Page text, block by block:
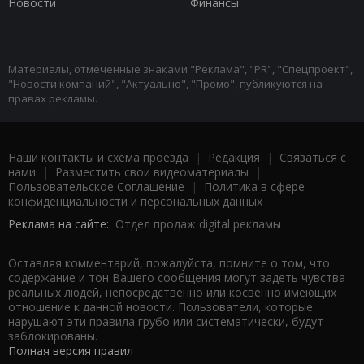
Новости
Финансы
Материалы, отмеченные знаками "Реклама", "PR", "Спецпроект",
"Новости компаний", "Актуально", "Промо", публикуются на
правах рекламы.
Наши контакты и схема проезда | Редакция | Связаться с
нами | Разместить свои видеоматериалы |
Пользовательское Соглашение |
Политика в сфере
конфиденциальности и персональных данных
Реклама на сайте: Отдел продаж digital рекламы
Оставляя комментарий, пожалуйста, помните о том, что
содержание и тон Вашего сообщения могут задеть чувства
реальных людей, непосредственно или косвенно имеющих
отношение к данной новости. Пользователи, которые
нарушают эти правила грубо или систематически, будут
заблокированы.
Полная версия правил